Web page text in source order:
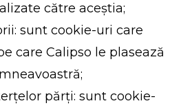
către aceștia;
sunt cookie-uri care
care Calipso le plasează
părți: sunt cookie-